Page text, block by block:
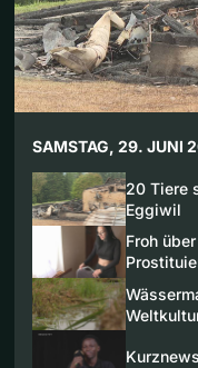
SAMSTAG, 29. JUNI
20 Tiere
Eggiwil
Froh
Kurznews